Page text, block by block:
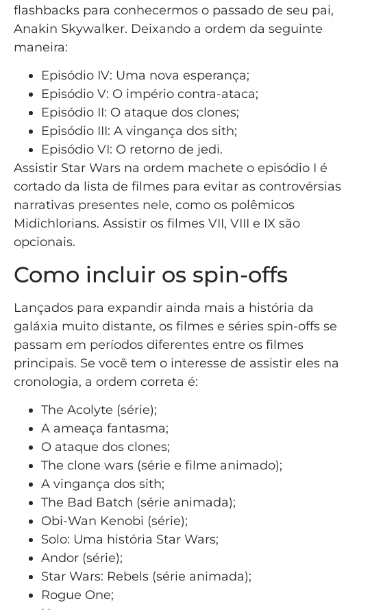
flashbacks para conhecermos o passado de seu pai,
Anakin Skywalker. Deixando a ordem da seguinte
maneira:
Episódio IV: Uma nova esperança;
Episódio V: O império contra-ataca;
Episódio II: O ataque dos clones;
Episódio III: A vingança dos sith;
Episódio VI: O retorno de jedi.
Assistir Star Wars na ordem machete o episódio I é
cortado da lista de filmes para evitar as controvérsias
narrativas presentes nele, como os polêmicos
Midichlorians. Assistir os filmes VII, VIII e IX são
opcionais.
Como incluir os spin-offs
Lançados para expandir ainda mais a história da
galáxia muito distante, os filmes e séries spin-offs se
passam em períodos diferentes entre os filmes
principais. Se você tem o interesse de assistir eles na
cronologia, a ordem correta é:
The Acolyte (série);
A ameaça fantasma;
O ataque dos clones;
The clone wars (série e filme animado);
A vingança dos sith;
The Bad Batch (série animada);
Obi-Wan Kenobi (série);
Solo: Uma história Star Wars;
Andor (série);
Star Wars: Rebels (série animada);
Rogue One;